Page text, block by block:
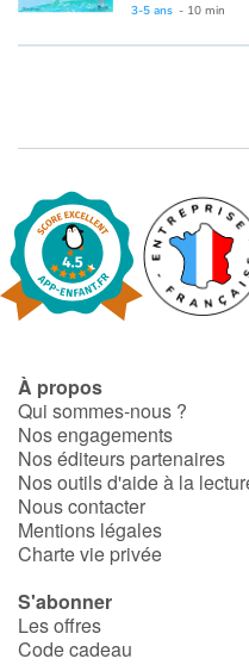
Fable, mythe, littérature et
Héroïnes et héros
Écologie, nature, saisons
Les animaux
Autour du monde
Apprentissage
Art, espace, activité
Documentaires
En famille
3-5 ans - 10 min
À propos
Qui sommes-nous ?
Nos engagements
Nos éditeurs partenaires
Nos outils d'aide à la
Nous contacter
Mentions légales
Charte vie privée
S'abonner
Les offres
Code cadeau